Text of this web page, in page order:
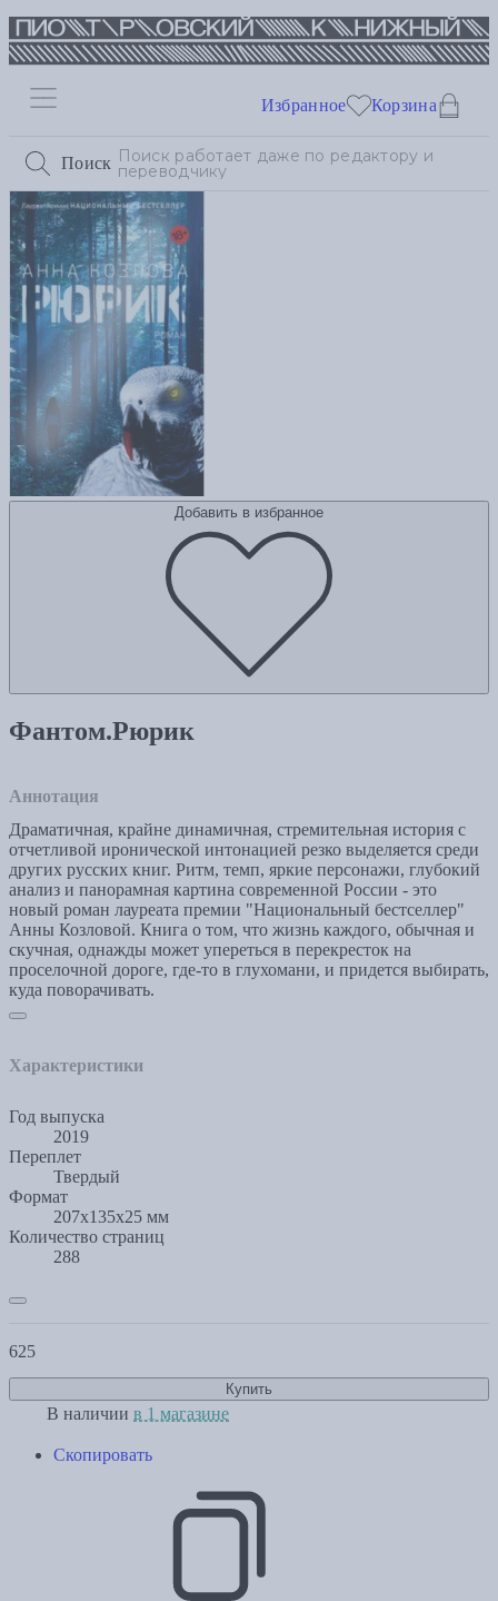
Поиск
Избранное Корзина
Добавить в избранное
Фантом.Рюрик
Аннотация
Драматичная, крайне динамичная, стремительная история с
отчетливой иронической интонацией резко выделяется среди
других русских книг. Ритм, темп, яркие персонажи, глубокий
анализ и панорамная картина современной России - это
новый роман лауреата премии "Национальный бестселлер"
Анны Козловой. Книга о том, что жизнь каждого, обычная и
скучная, однажды может упереться в перекресток на
проселочной дороге, где-то в глухомани, и придется выбирать,
куда поворачивать.
Характеристики
Год выпуска
2019
Переплет
Твердый
Формат
207x135x25 мм
Количество страниц
288
625
Купить
В наличии в 1 магазине
Скопировать